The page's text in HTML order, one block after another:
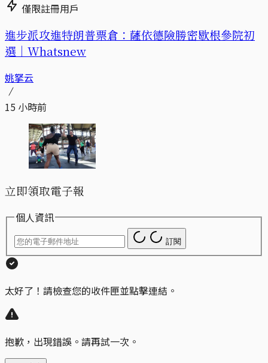
僅限註冊用戶
進步派攻進特朗普票倉：薩依德險勝密歇根參院初
選｜Whatsnew
姚拏云
15 小時前
立即領取電子報
個人資訊
訂閱
太好了！請檢查您的收件匣並點擊連結。
抱歉，出現錯誤。請再試一次。